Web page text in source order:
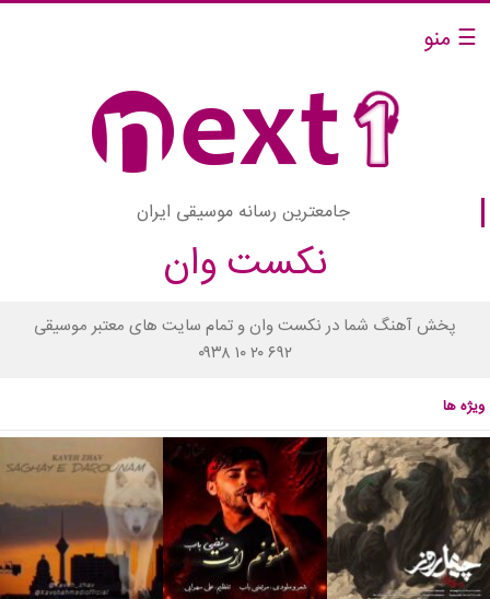
☰ منو
جامعترین رسانه موسیقی ایران
نکست وان
پخش آهنگ شما در نکست وان و تمام سایت های معتبر موسیقی
۰۹۳۸ ۱۰ ۲۰ ۶۹۲
ویژه ها